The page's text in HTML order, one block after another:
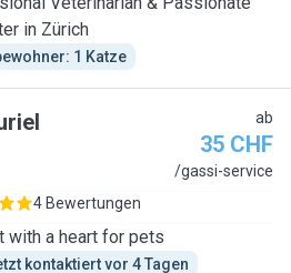
in Zürich
1 Katze
ab
35 CHF
/gassi-service
4 Bewertungen
with a heart for pets
kontaktiert vor 4 Tagen